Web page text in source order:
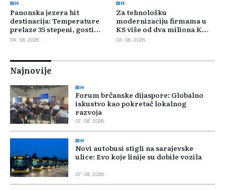
BIH
Panonska jezera hit
destinacija: Temperature
prelaze 35 stepeni, gosti
pristižu iz cijele regije
04. 08. 2026.
BIH
Za tehnološku
modernizaciju firmama u
KS više od dva miliona KM,
odbijeno 135 prijava
03. 08. 2026.
Najnovije
BIH
Forum brčanske dijaspore: Globalno
iskustvo kao pokretač lokalnog
razvoja
07. 08. 2026.
BIH
Novi autobusi stigli na sarajevske
ulice: Evo koje linije su dobile vozila
07. 08. 2026.